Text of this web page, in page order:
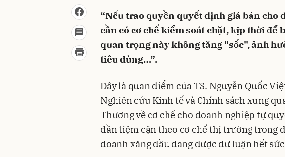
“Nếu trao quyền quyết định giá bán cho
cần có cơ chế kiểm soát chặt, kịp thời để
quan trọng này không tăng "sốc", ảnh
tiêu dùng…”.
Đây là quan điểm của TS. Nguyễn Quốc
Nghiên cứu Kinh tế và Chính sách xung
Thương về cơ chế cho doanh nghiệp tự
dần tiệm cận theo cơ chế thị trường trong
doanh xăng dầu đang được dư luận hết